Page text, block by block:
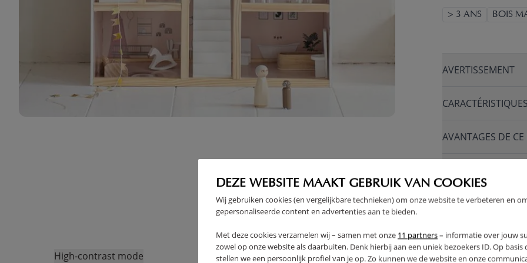
DEZE WEBSITE MAAKT GEBRUIK VAN COOKIES
Wij gebruiken cookies (en vergelijkbare technieken) om onze website te verbeteren en
gepersonaliseerde content en advertenties aan te bieden.
Met deze cookies verzamelen wij – samen met onze 11 partners– informatie over jouw
zowel op onze website als daarbuiten. Denk hierbij aan een uniek bezoekers ID. Op basis
stellen we een persoonlijk profiel van je op. Zo kunnen we de website en onze
> 3 ANS BOIS
AVERTISSEMENT
CARACTÉRISTIQUES
AVANTAGES DE
RETOURS
High-contrast mode